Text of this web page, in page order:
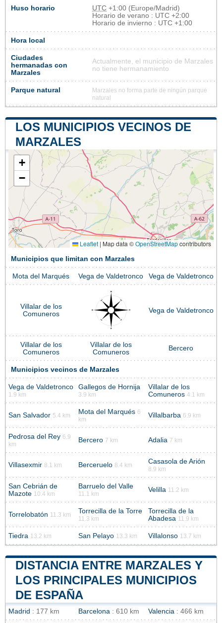
Huso horario UTC +1:00 (Europe/Madrid)
Horario de verano : UTC +2:00
Horario de invierno : UTC +1:00
Hora local
Ciudades
hermanadas con
Marzales
Actualmente, el municipio de Marzales
no tiene hermanamiento
Parque natural
Marzales no forma parte de ningún parque
natural
LOS MUNICIPIOS VECINOS DE
MARZALES
+
−
Leaflet | Map data ©OpenStreetMapcontributors
Municipios que limitan con Marzales
Mota del Marqués Vega de Valdetronco Vega de Valdetronco
Villalar de los
Comuneros
Vega de Valdetronco
Villalar de los
Comuneros
Villalar de los
Comuneros
Bercero
Municipios vecinos de Marzales
Vega de Valdetronco
1.9 km
Gallegos de Hornija
3.9 km
Villalar de los
Comuneros 4.1 km
San Salvador 5.4 km Mota del Marqués 6
km
Villalbarba 6.9 km
Pedrosa del Rey 6.9
km
Bercero 7 km Adalia 7 km
Villasexmir 8.1 km Berceruelo 8.4 km Casasola de Arión
8.9 km
San Cebrián de
Mazote 10.4 km
Barruelo del Valle
11.1 km
Velilla 11.2 km
Torrelobatón 11.3 km Torrecilla de la Torre
11.3 km
Torrecilla de la
Abadesa 11.9 km
Tiedra 13.2 km San Pelayo 13.3 km Villalonso 13.7 km
DISTANCIA ENTRE MARZALES Y
LOS PRINCIPALES MUNICIPIOS
DE ESPAÑA
Madrid : 177 km Barcelona : 610 km Valencia : 466 km